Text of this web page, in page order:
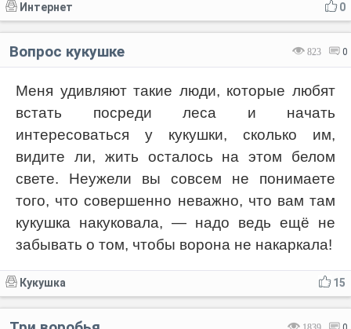
0
Интернет
823 0
Вопрос кукушке
Меня удивляют такие люди, которые любят
встать посреди леса и начать
интересоваться у кукушки, сколько им,
видите ли, жить осталось на этом белом
свете. Неужели вы совсем не понимаете
того, что совершенно неважно, что вам там
кукушка накуковала, — надо ведь ещё не
забывать о том, чтобы ворона не накаркала!
15
Кукушка